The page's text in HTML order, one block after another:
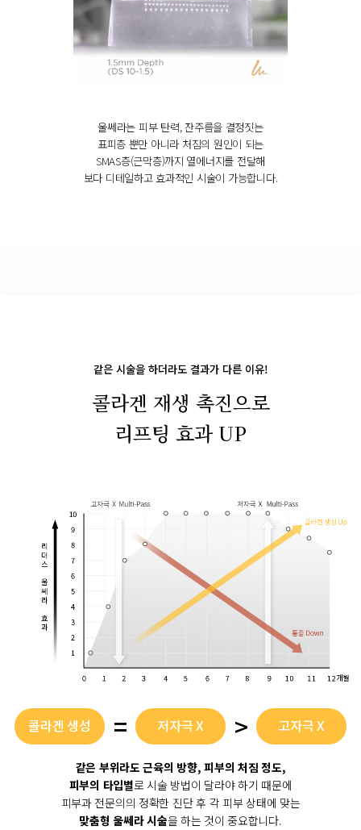
울쎄라는 피부 탄력, 잔주름을 결정짓는
표피층 뿐만 아니라 처짐의 원인이 되는
SMAS층(근막층)까지 열에너지를 전달해
보다 디테일하고 효과적인 시술이 가능합니다.
같은 시술을 하더라도 결과가 다른 이유!
콜라겐 재생 촉진으로
리프팅 효과 UP
콜라겐 생성
=
저자극 X
Multi-pass
>
고자극 X
Single-pass
같은 부위라도 근육의 방향, 피부의 처짐 정도,
피부의 타입별로 시술 방법이 달라야 하기 때문에
피부과 전문의의 정확한 진단 후 각 피부 상태에 맞는
맞춤형 울쎄라 시술을 하는 것이 중요합니다.